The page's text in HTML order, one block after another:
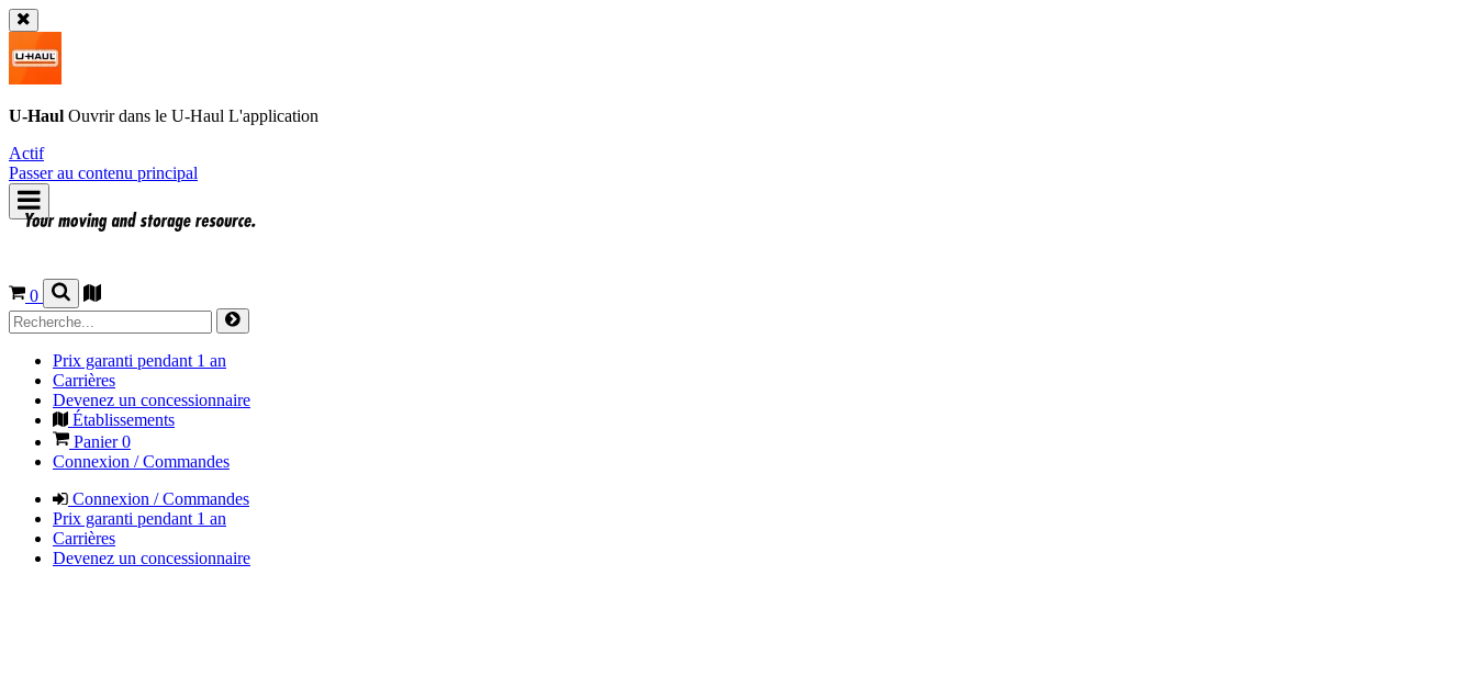
U-Haul Ouvrir dans le U-Haul L'application
Actif
Passer au contenu principal
0
Prix garanti pendant 1 an
Carrières
Devenez un concessionnaire
Établissements
Panier0
Connexion / Commandes
Connexion / Commandes
Prix garanti pendant 1 an
Carrières
Devenez un concessionnaire